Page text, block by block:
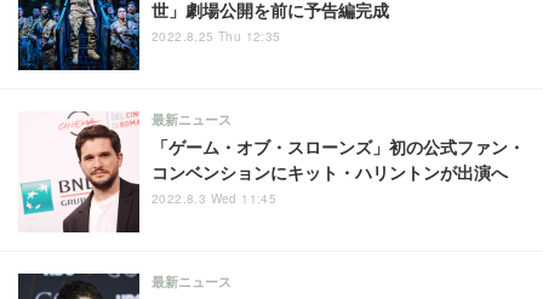
世」劇場公開を前に予告編完成
2022.8.25 Thu 12:35
「ゲーム・オブ・スローンズ」初の公式ファン・
コンベンションにキット・ハリントンが出演へ
最新ニュース
2022.8.3 Wed 11:45
最新ニュース